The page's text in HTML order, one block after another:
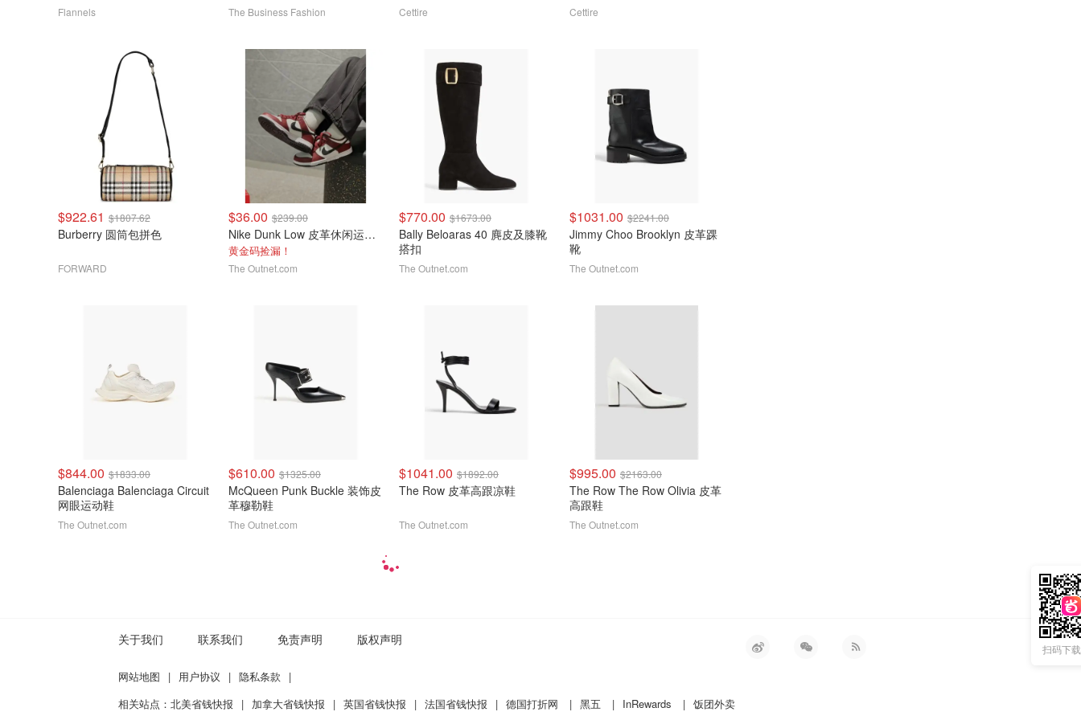
Flannels The Business Fashion Cettire Cettire
$922.61 $1807.62
Burberry 圆筒包拼色
FORWARD
$36.00 $239.00
Nike Dunk Low 皮革休闲运动鞋
黄金码捡漏！
The Outnet.com
$770.00 $1673.00
Bally Beloaras 40 麂皮及膝靴
搭扣
The Outnet.com
$1031.00 $2241.00
Jimmy Choo Brooklyn 皮革踝
靴
The Outnet.com
$844.00 $1833.00
Balenciaga Balenciaga Circuit
网眼运动鞋
The Outnet.com
$610.00 $1325.00
McQueen Punk Buckle 装饰皮
革穆勒鞋
The Outnet.com
$1041.00 $1892.00
The Row 皮革高跟凉鞋
The Outnet.com
$995.00 $2163.00
The Row The Row Olivia 皮革
高跟鞋
The Outnet.com
扫码下
关于我们 联系我们 免责声明 版权声明
网站地图 | 用户协议 | 隐私条款
|
相关站点： 北美省钱快报 | 加拿大省钱快报 | 英国省钱快报 | 法国省钱快报 | 德国打折网 | 黑五 | InRewards | 饭团外卖